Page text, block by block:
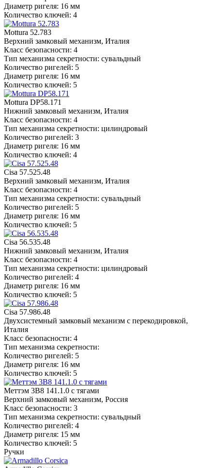
Диаметр ригеля: 16 мм
Количество ключей: 4
Mottura 52.783
Верхний замковый механизм, Италия
Класс безопасности: 4
Тип механизма секретности: сувальдный
Количество ригелей: 5
Диаметр ригеля: 16 мм
Количество ключей: 5
Mottura DP58.171
Нижний замковый механизм, Италия
Класс безопасности: 4
Тип механизма секретности: цилиндровый
Количество ригелей: 3
Диаметр ригеля: 16 мм
Количество ключей: 4
Cisa 57.525.48
Верхний замковый механизм, Италия
Класс безопасности: 4
Тип механизма секретности: сувальдный
Количество ригелей: 5
Диаметр ригеля: 16 мм
Количество ключей: 5
Cisa 56.535.48
Нижний замковый механизм, Италия
Класс безопасности: 4
Тип механизма секретности: цилиндровый
Количество ригелей: 4
Диаметр ригеля: 16 мм
Количество ключей: 5
Cisa 57.986.48
Двухсистемный замковый механизм с перекодировкой,
Италия
Класс безопасности: 4
Тип механизма секретности:
Количество ригелей: 5
Диаметр ригеля: 16 мм
Количество ключей: 5
Меттэм 3В8 141.1.0 с тягами
Верхний замковый механизм, Россия
Класс безопасности: 3
Тип механизма секретности: сувальдный
Количество ригелей: 4
Диаметр ригеля: 15 мм
Количество ключей: 5
Ручки